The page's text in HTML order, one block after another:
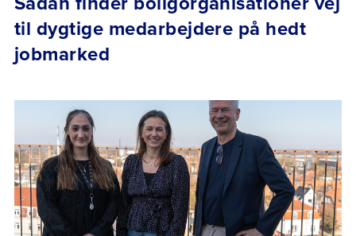
til dygtige medarbejdere på hedt
jobmarked